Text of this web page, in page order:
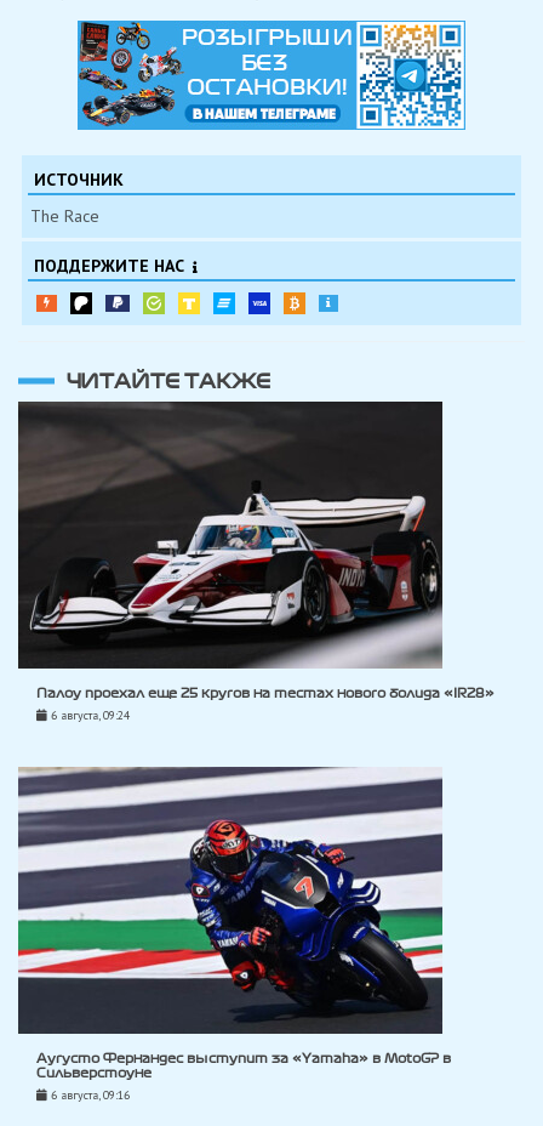
ИСТОЧНИК
The Race
ПОДДЕРЖИТЕ НАС
ЧИТАЙТЕ ТАКЖЕ
Палоу проехал еще 25 кругов на тестах нового болида «IR28»
6 августа, 09:24
Аугусто Фернандес выступит за «Yamaha» в MotoGP в
Сильверстоуне
6 августа, 09:16